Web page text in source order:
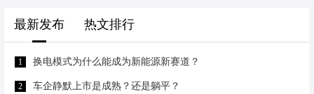
二手车40.50万起 | 116 辆 6月25日，赛
限公司（以下简称“赛力斯汽车”）引入
战略投资者，共同对赛力斯汽车以货
最新发布 热文排行
1 换电模式为什么能成为新能源新赛道？
2 车企静默上市是成熟？还是躺平？